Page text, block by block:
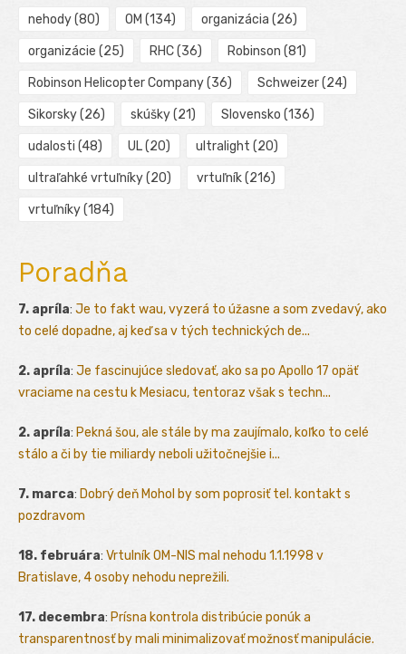
nehody(80) OM (134) organizácia (26)
organizácie (25) RHC(36) Robinson (81)
Robinson Helicopter Company(36) Schweizer(24)
Sikorsky(26) skúšky(21) Slovensko (136)
udalosti (48) UL(20) ultralight (20)
ultraľahké vrtuľníky(20) vrtuľník(216)
vrtuľníky(184)
Poradňa
7. apríla: Je to fakt wau, vyzerá to úžasne a som zvedavý, ako
to celé dopadne, aj keď sa v tých technických de...
2. apríla: Je fascinujúce sledovať, ako sa po Apollo 17 opäť
vraciame na cestu k Mesiacu, tentoraz však s techn...
2. apríla: Pekná šou, ale stále by ma zaujímalo, koľko to celé
stálo a či by tie miliardy neboli užitočnejšie i...
7. marca: Dobrý deň Mohol by som poprosiť tel. kontakt s
pozdravom
18. februára: Vrtulník OM-NIS mal nehodu 1.1.1998 v
Bratislave, 4 osoby nehodu neprežili.
17. decembra: Prísna kontrola distribúcie ponúk a
transparentnosť by mali minimalizovať možnosť manipulácie.